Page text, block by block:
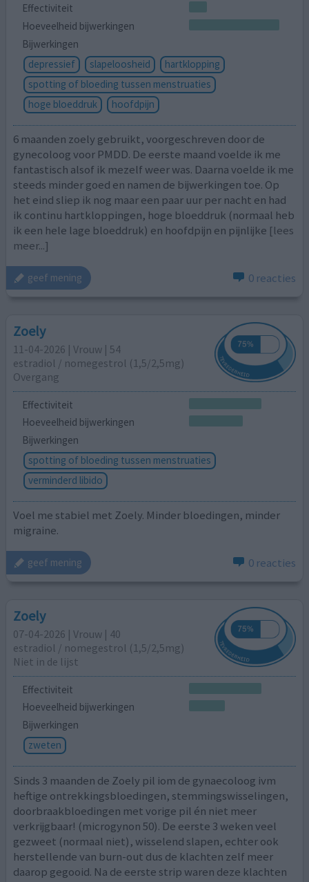
Effectiviteit
Hoeveelheid bijwerkingen
Bijwerkingen
depressief
slapeloosheid
hartklopping
spotting of bloeding tussen menstruaties
hoge bloeddruk
hoofdpijn
6 maanden zoely gebruikt, voorgeschreven door de
gynecoloog voor PMDD. De eerste maand voelde ik me
fantastisch alsof ik mezelf weer was. Daarna voelde ik me
steeds minder goed en namen de bijwerkingen toe. Op
het eind sliep ik nog maar een paar uur per nacht en had
ik continu hartkloppingen, hoge bloeddruk (normaal heb
ik een hele lage bloeddruk) en hoofdpijn en pijnlijke [lees
meer...]
geef mening 0 reacties
Zoely
11-04-2026 | Vrouw | 54
estradiol / nomegestrol (1,5/2,5mg)
Overgang
Effectiviteit
Hoeveelheid bijwerkingen
Bijwerkingen
spotting of bloeding tussen menstruaties
verminderd libido
Voel me stabiel met Zoely. Minder bloedingen, minder
migraine.
geef mening 0 reacties
Zoely
07-04-2026 | Vrouw | 40
estradiol / nomegestrol (1,5/2,5mg)
Niet in de lijst
Effectiviteit
Hoeveelheid bijwerkingen
Bijwerkingen
zweten
Sinds 3 maanden de Zoely pil iom de gynaecoloog ivm
heftige ontrekkingsbloedingen, stemmingswisselingen,
doorbraakbloedingen met vorige pil én niet meer
verkrijgbaar! (microgynon 50). De eerste 3 weken veel
gezweet (normaal niet), wisselend slapen, echter ook
herstellende van burn-out dus de klachten zelf meer
daarop gegooid. Na de eerste strip waren deze klachten